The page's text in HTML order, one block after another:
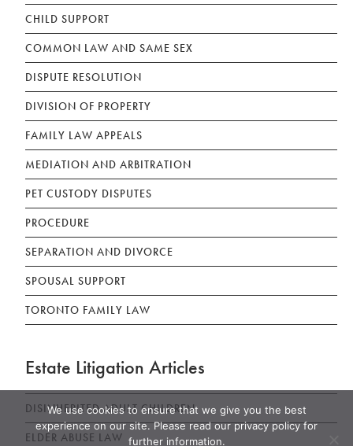
CHILD SUPPORT
COMMON LAW AND SAME SEX
DISPUTE RESOLUTION
DIVISION OF PROPERTY
FAMILY LAW APPEALS
MEDIATION AND ARBITRATION
PET CUSTODY DISPUTES
PROCEDURE
SEPARATION AND DIVORCE
SPOUSAL SUPPORT
TORONTO FAMILY LAW
Estate Litigation Articles
DISINHERITED ADULT CHILDREN
ELDER ABUSE LAW
We use cookies to ensure that we give you the best
experience on our site. Please read our privacy policy for
further information.